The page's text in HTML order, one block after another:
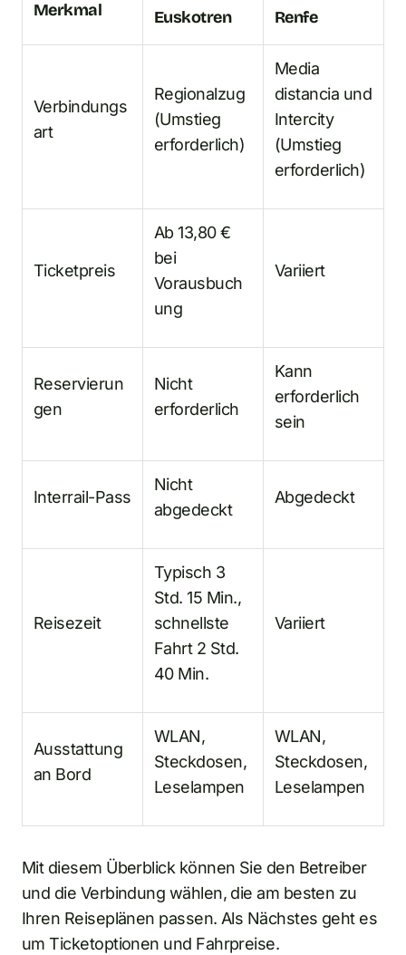
Merkmal Euskotren Renfe
Verbindungs
art
Regionalzug
(Umstieg
erforderlich)
Media
distancia und
Intercity
(Umstieg
erforderlich)
Ticketpreis
Ab 13,80 €
bei
Vorausbuch
ung
Variiert
Reservierun
gen
Nicht
erforderlich
Kann
erforderlich
sein
Interrail-Pass
Nicht
abgedeckt
Abgedeckt
Reisezeit
Typisch 3
Std. 15 Min.,
schnellste
Fahrt 2 Std.
40 Min.
Variiert
Ausstattung
an Bord
WLAN,
Steckdosen,
Leselampen
WLAN,
Steckdosen,
Leselampen
Mit diesem Überblick können Sie den Betreiber
und die Verbindung wählen, die am besten zu
Ihren Reiseplänen passen. Als Nächstes geht es
um Ticketoptionen und Fahrpreise.